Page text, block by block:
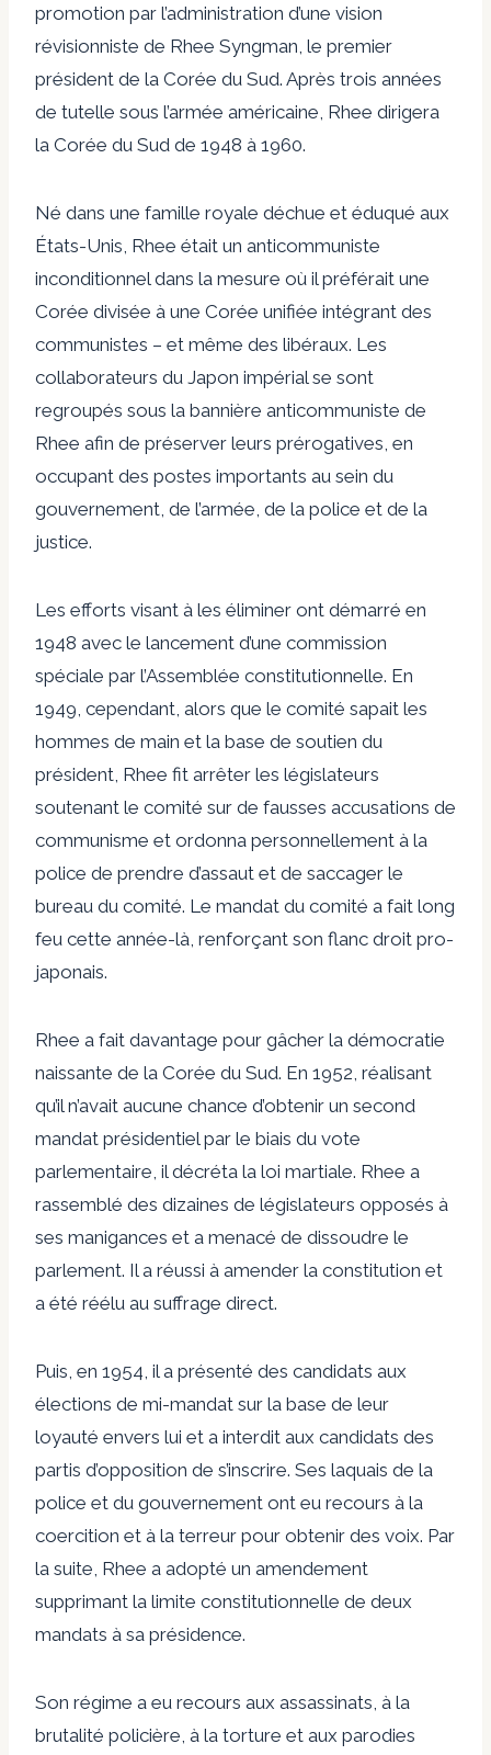
promotion par l’administration d’une vision
révisionniste de Rhee Syngman, le premier
président de la Corée du Sud. Après trois années
de tutelle sous l’armée américaine, Rhee dirigera
la Corée du Sud de 1948 à 1960.
Né dans une famille royale déchue et éduqué aux
États-Unis, Rhee était un anticommuniste
inconditionnel dans la mesure où il préférait une
Corée divisée à une Corée unifiée intégrant des
communistes – et même des libéraux. Les
collaborateurs du Japon impérial se sont
regroupés sous la bannière anticommuniste de
Rhee afin de préserver leurs prérogatives, en
occupant des postes importants au sein du
gouvernement, de l’armée, de la police et de la
justice.
Les efforts visant à les éliminer ont démarré en
1948 avec le lancement d’une commission
spéciale par l’Assemblée constitutionnelle. En
1949, cependant, alors que le comité sapait les
hommes de main et la base de soutien du
président, Rhee fit arrêter les législateurs
soutenant le comité sur de fausses accusations de
communisme et ordonna personnellement à la
police de prendre d’assaut et de saccager le
bureau du comité. Le mandat du comité a fait long
feu cette année-là, renforçant son flanc droit pro-
japonais.
Rhee a fait davantage pour gâcher la démocratie
naissante de la Corée du Sud. En 1952, réalisant
qu’il n’avait aucune chance d’obtenir un second
mandat présidentiel par le biais du vote
parlementaire, il décréta la loi martiale. Rhee a
rassemblé des dizaines de législateurs opposés à
ses manigances et a menacé de dissoudre le
parlement. Il a réussi à amender la constitution et
a été réélu au suffrage direct.
Puis, en 1954, il a présenté des candidats aux
élections de mi-mandat sur la base de leur
loyauté envers lui et a interdit aux candidats des
partis d’opposition de s’inscrire. Ses laquais de la
police et du gouvernement ont eu recours à la
coercition et à la terreur pour obtenir des voix. Par
la suite, Rhee a adopté un amendement
supprimant la limite constitutionnelle de deux
mandats à sa présidence.
Son régime a eu recours aux assassinats, à la
brutalité policière, à la torture et aux parodies